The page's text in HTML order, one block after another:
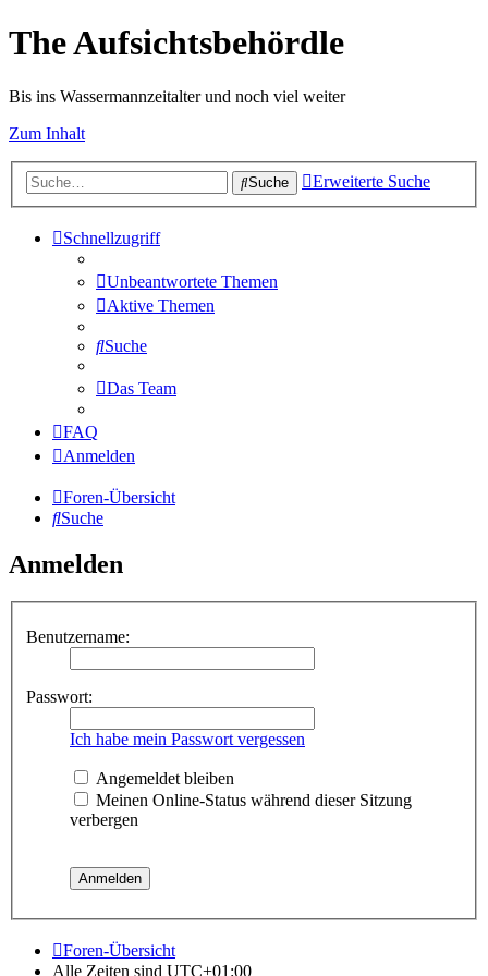
The Aufsichtsbehördle
Bis ins Wassermannzeitalter und noch viel weiter
Zum Inhalt
Suche Erweiterte Suche
Schnellzugriff
Unbeantwortete Themen
Aktive Themen
Suche
Das Team
FAQ
Anmelden
Foren-Übersicht
Suche
Anmelden
Benutzername:
Passwort:
Ich habe mein Passwort vergessen
Angemeldet bleiben
Meinen Online-Status während dieser Sitzung
verbergen
Foren-Übersicht
Alle Zeiten sind UTC+01:00